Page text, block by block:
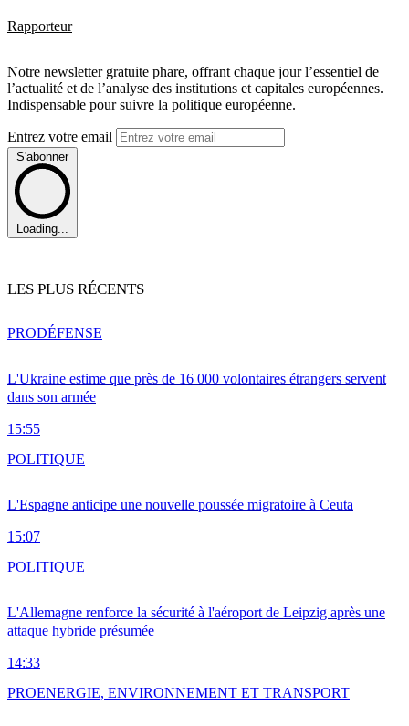
Rapporteur
Notre newsletter gratuite phare, offrant chaque jour l’essentiel de
l’actualité et de l’analyse des institutions et capitales européennes.
Indispensable pour suivre la politique européenne.
Entrez votre email
S'abonner
Loading...
LES PLUS RÉCENTS
L'Ukraine estime que près de 16 000 volontaires étrangers servent
dans son armée
15:55
PRODÉFENSE
L'Espagne anticipe une nouvelle poussée migratoire à Ceuta
15:07
POLITIQUE
L'Allemagne renforce la sécurité à l'aéroport de Leipzig après une
attaque hybride présumée
14:33
POLITIQUE
PROENERGIE, ENVIRONNEMENT ET TRANSPORT